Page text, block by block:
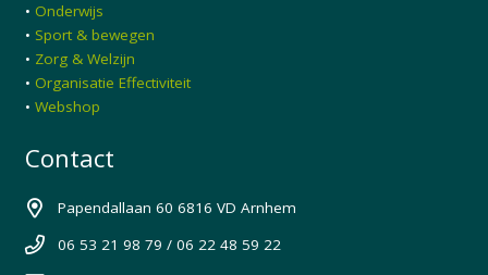
• Onderwijs
• Sport & bewegen
• Zorg & Welzijn
• Organisatie Effectiviteit
• Webshop
Contact
Papendallaan 60 6816 VD Arnhem
06 53 21 98 79 / 06 22 48 59 22